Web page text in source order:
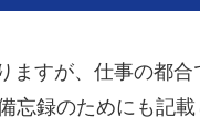
すが、仕事の都合
録のためにも記載